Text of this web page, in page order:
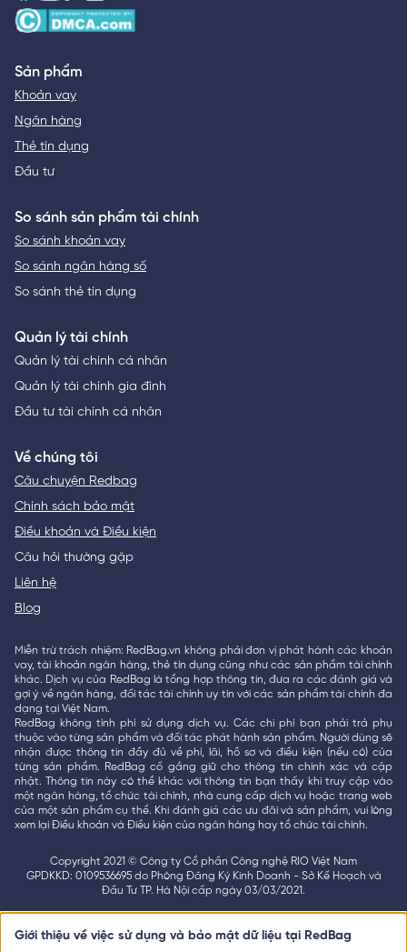
Sản phẩm
Khoản vay
Ngân hàng
Thẻ tín dụng
Đầu tư
So sánh sản phẩm tài chính
So sánh khoản vay
So sánh ngân hàng số
So sánh thẻ tín dụng
Quản lý tài chính
Quản lý tài chính cá nhân
Quản lý tài chính gia đình
Đầu tư tài chính cá nhân
Về chúng tôi
Câu chuyện Redbag
Chính sách bảo mật
Điều khoản và Điều kiện
Câu hỏi thường gặp
Liên hệ
Blog
Miễn trừ trách nhiệm: RedBag.vn không phải đơn vị phát hành các khoản
vay, tài khoản ngân hàng, thẻ tín dụng cũng như các sản phẩm tài chính
khác. Dịch vụ của RedBag là tổng hợp thông tin, đưa ra các đánh giá và
gợi ý về ngân hàng, đối tác tài chính uy tín với các sản phẩm tài chính đa
dạng tại Việt Nam.
RedBag không tính phí sử dụng dịch vụ. Các chi phí bạn phải trả phụ
thuộc vào từng sản phẩm và đối tác phát hành sản phẩm. Người dùng sẽ
nhận được thông tin đầy đủ về phí, lãi, hồ sơ và điều kiện (nếu có) của
từng sản phẩm. RedBag cố gắng giữ cho thông tin chính xác và cập
nhật. Thông tin này có thể khác với thông tin bạn thấy khi truy cập vào
một ngân hàng, tổ chức tài chính, nhà cung cấp dịch vụ hoặc trang web
của một sản phẩm cụ thể. Khi đánh giá các ưu đãi và sản phẩm, vui lòng
xem lại Điều khoản và Điều kiện của ngân hàng hay tổ chức tài chính.
Copyright 2021 © Công ty Cổ phần Công nghệ RIO Việt Nam
GPDKKD: 0109536695 do Phòng Đăng Ký Kinh Doanh - Sở Kế Hoạch và
Đầu Tư TP. Hà Nội cấp ngày 03/03/2021.
Giới thiệu về việc sử dụng và bảo mật dữ liệu tại RedBag